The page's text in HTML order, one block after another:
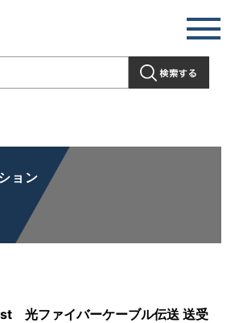
仕様)】の取扱いを開始しました」" />
ョン
光ファイバーケーブル伝送 送受